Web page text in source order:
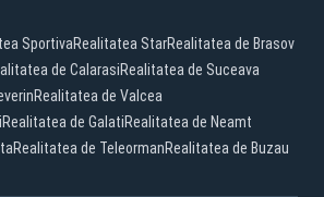
SportivaRealitatea StarRealitatea de Brasov
de CalarasiRealitatea de Suceava
Realitatea de Valcea
Realitatea de GalatiRealitatea de Neamt
Realitatea de TeleormanRealitatea de Buzau